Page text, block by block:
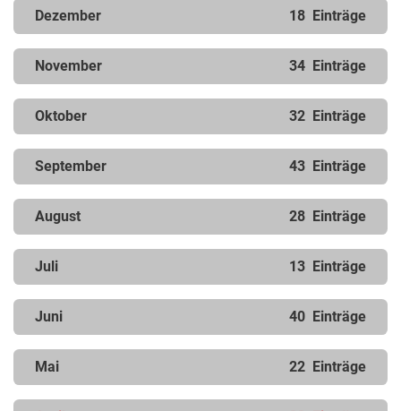
Dezember 18 Einträge
November 34 Einträge
Oktober 32 Einträge
September 43 Einträge
August 28 Einträge
Juli 13 Einträge
Juni 40 Einträge
Mai 22 Einträge